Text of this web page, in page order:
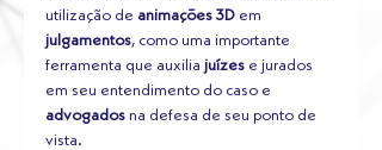
utilização de animações 3D em
julgamentos, como uma importante
ferramenta que auxilia juízes e jurados
em seu entendimento do caso e
advogados na defesa de seu ponto de
vista.